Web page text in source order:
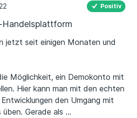
Positiv
jetzt seit einigen Monaten und
Möglichkeit, ein Demokonto mit
Hier kann man mit den echten
den Umgang mit
Gerade als …